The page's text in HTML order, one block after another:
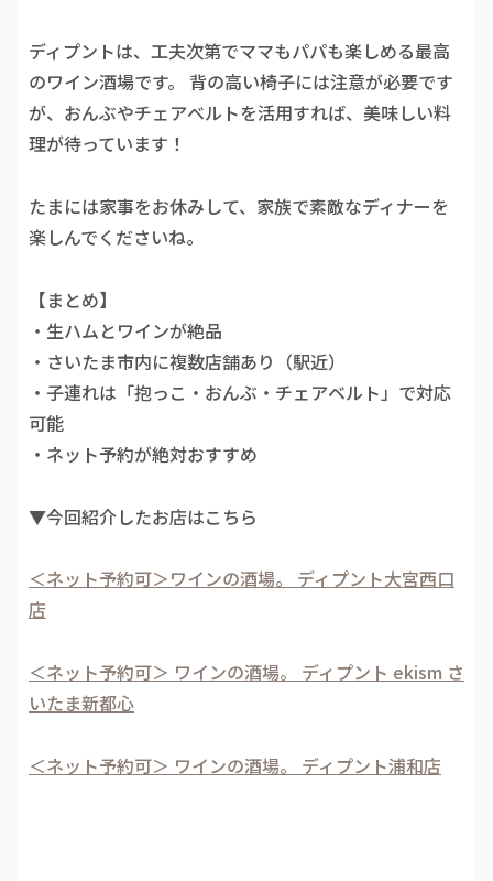
ディプントは、工夫次第でママもパパも楽しめる最高
のワイン酒場です。 背の高い椅子には注意が必要です
が、おんぶやチェアベルトを活用すれば、美味しい料
理が待っています！
たまには家事をお休みして、家族で素敵なディナーを
楽しんでくださいね。
【まとめ】
・生ハムとワインが絶品
・さいたま市内に複数店舗あり（駅近）
・子連れは「抱っこ・おんぶ・チェアベルト」で対応
可能
・ネット予約が絶対おすすめ
▼今回紹介したお店はこちら
＜ネット予約可＞ワインの酒場。 ディプント大宮西口
店
＜ネット予約可＞ ワインの酒場。 ディプント ekism さ
いたま新都心
＜ネット予約可＞ ワインの酒場。 ディプント浦和店